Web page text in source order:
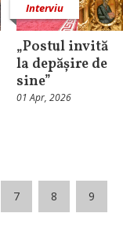
Interviu
„Postul invită
la depășire de
sine”
01 Apr, 2026
7 8 9